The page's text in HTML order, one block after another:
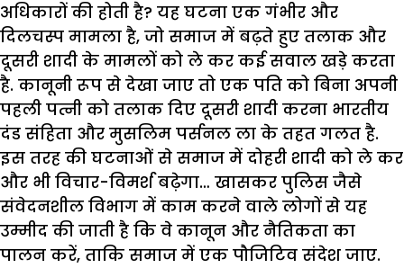
अधिकारों की होती है? यह घटना एक गंभीर और
दिलचस्प मामला है, जो समाज में बढ़ते हुए तलाक और
दूसरी शादी के मामलों को ले कर कई सवाल खड़े करता
है. कानूनी रूप से देखा जाए तो एक पति को बिना अपनी
पहली पत्नी को तलाक दिए दूसरी शादी करना भारतीय
दंड संहिता और मुसलिम पर्सनल ला के तहत गलत है.
इस तरह की घटनाओं से समाज में दोहरी शादी को ले कर
और भी विचार-विमर्श बढ़ेगा… खासकर पुलिस जैसे
संवेदनशील विभाग में काम करने वाले लोगों से यह
उम्मीद की जाती है कि वे कानून और नैतिकता का
पालन करें, ताकि समाज में एक पौजिटिव संदेश जाए.